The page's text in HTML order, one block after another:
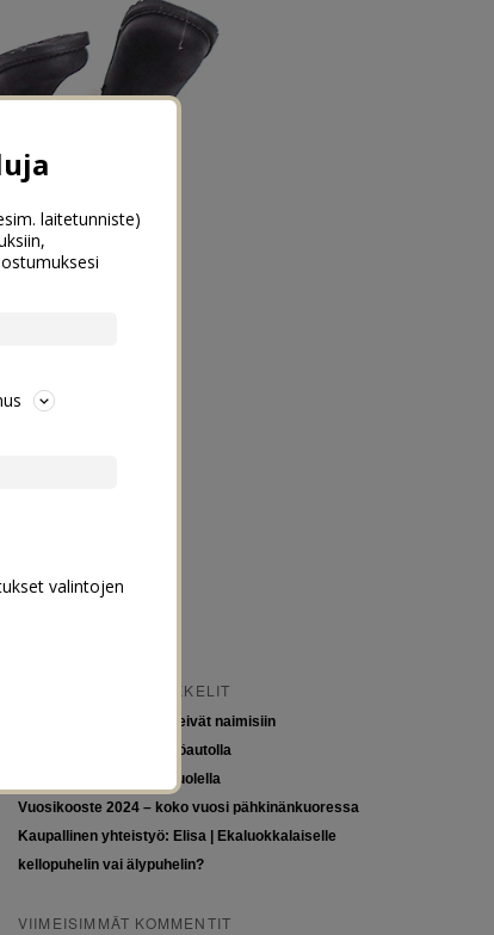
VIIMEISIMMÄT ARTIKKELIT
Tytöt kuuluvat kouluun, eivät naimisiin
Euroopan roadtrip sähköautolla
Tyttöjen ja tasa-arvon puolella
Vuosikooste 2024 – koko vuosi pähkinänkuoressa
Kaupallinen yhteistyö: Elisa | Ekaluokkalaiselle
kellopuhelin vai älypuhelin?
VIIMEISIMMÄT KOMMENTIT
laitetunniste)
valintojen